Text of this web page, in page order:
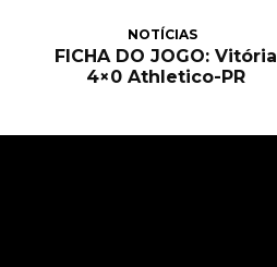
NOTÍCIAS
FICHA DO JOGO: Vitória
4×0 Athletico-PR